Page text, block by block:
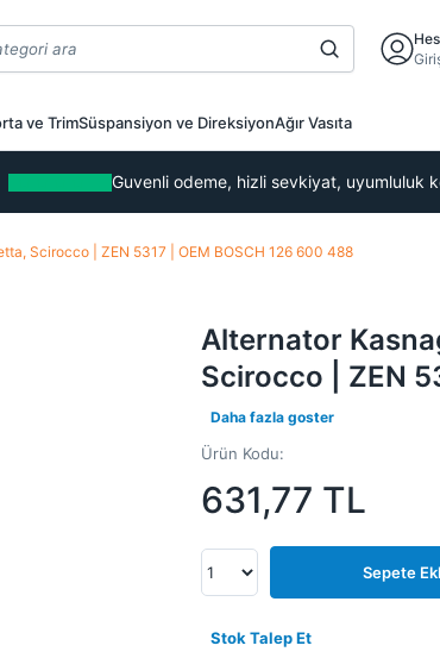
ve TrimSüspansiyon ve DireksiyonAğır Vasıta
Guvenli odeme, hizli sevkiyat, uyumluluk
Scirocco | ZEN 5317 | OEM BOSCH 126 600 488
Alternator
Scirocco | ZEN
Daha fazla goster
Ürün Kodu:
631,77 TL
Sepete
Stok Talep Et